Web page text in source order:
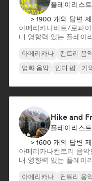
플레이리스
> 1900 개의 답변
아메리카나비트/로파이
내 영향력 있는 플레이
아메리카나 컨트리 음
영화 음악
인디 팝 기
플레이리스
> 1600 개의 답변
아메리카나컨트리 음악
내 영향력 있는 플레이
아메리카나 컨트리 음